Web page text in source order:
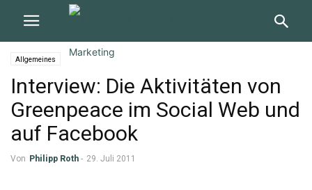
Allgemeines
Interview: Die Aktivitäten von
Greenpeace im Social Web und
auf Facebook
Von Philipp Roth - 29. Juli 2011